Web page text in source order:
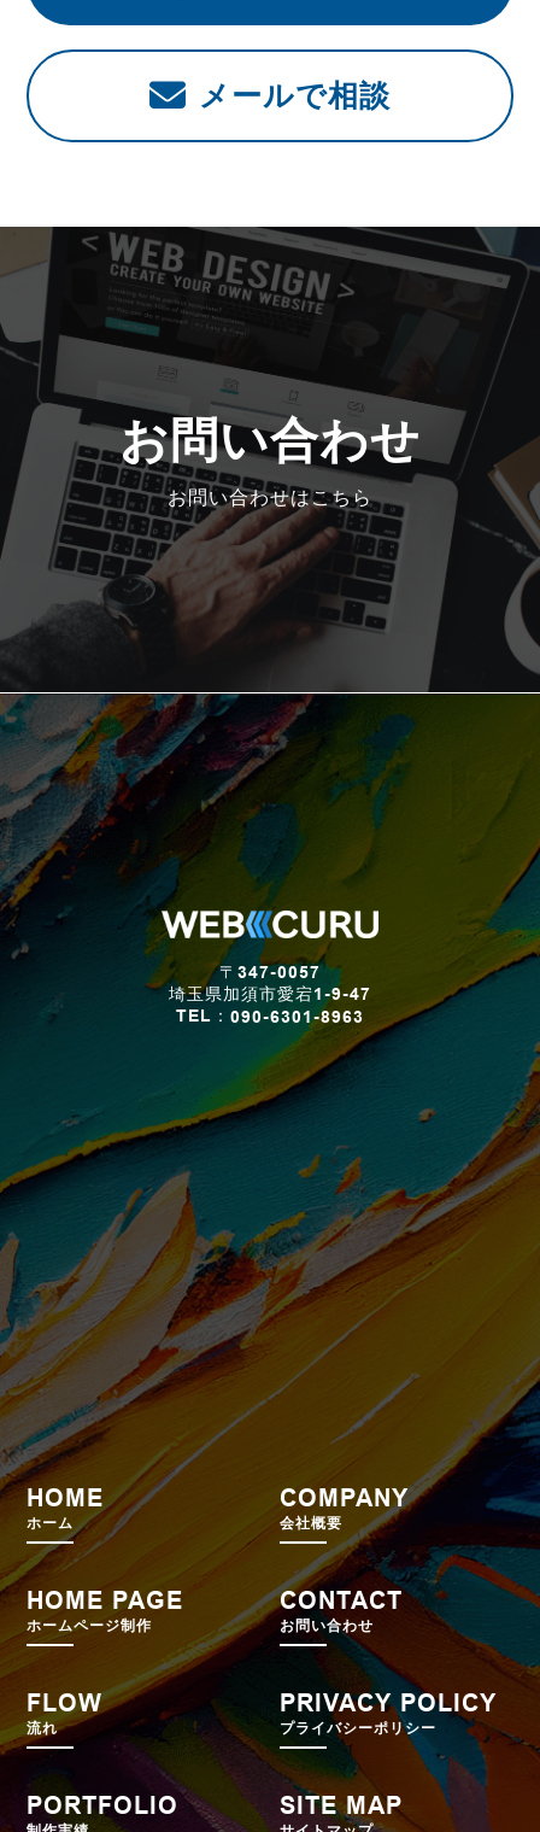
メールで相談
お問い合わせ
お問い合わせはこちら
〒347-0057
埼玉県加須市愛宕1-9-47
TEL： 090-6301-8963
HOME
ホーム
HOME PAGE
ホームページ制作
FLOW
流れ
PORTFOLIO
COMPANY
会社概要
CONTACT
お問い合わせ
PRIVACY POLICY
プライバシーポリシー
SITE MAP